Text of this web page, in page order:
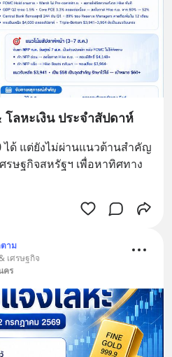
ลหะเงิน ประจำสัปดาห์
ได้ แต่ยังไม่ผ่านแนวต้านสำคัญ
ษฐกิจสหรัฐฯ เพื่อหาทิศทาง
าม
เศรษฐกิจ
คร